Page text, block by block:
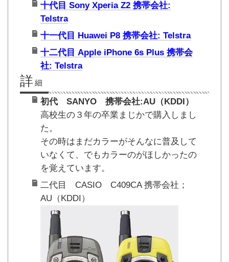
十代目 Sony Xperia Z2 携帯会社:
Telstra
十一代目 Huawei P8 携帯会社: Telstra
十二代目 Apple iPhone 6s Plus 携帯会
社: Telstra
詳 細
初代 SANYO 携帯会社:AU（KDDI）
高校生の３年の卒業まじかで購入しまし
た。
その時はまだカラーがそんなに普及して
いなくて、でもカラーのがほしかったの
を覚えています。
二代目 CASIO C409CA 携帯会社；
AU（KDDI）